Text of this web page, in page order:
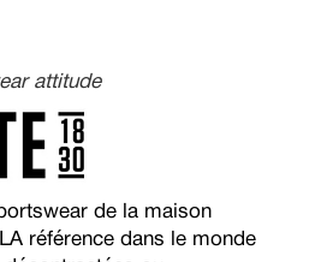
attitude
de la maison
référence dans le monde